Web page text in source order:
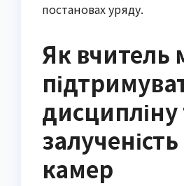
постановах уряду.
Як вчитель
дисципліну
камер